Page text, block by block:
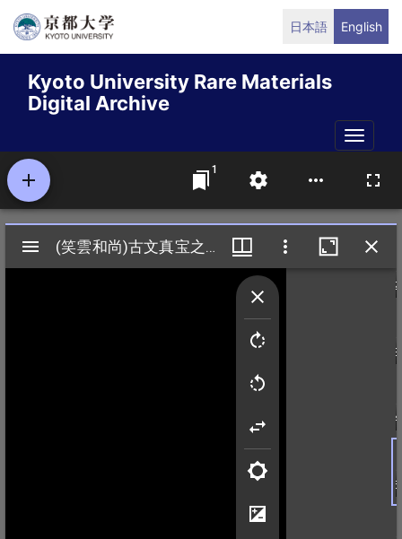
Skip
content
日本語 English
Kyoto University Rare Materials
Digital Archive
Toggle